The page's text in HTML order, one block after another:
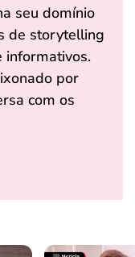
seu domínio
de storytelling
informativos.
por
com os